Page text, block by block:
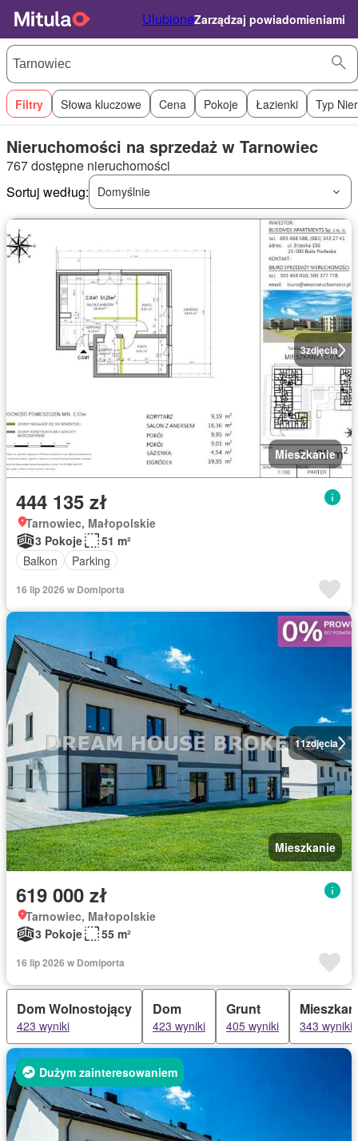
UlubioneZarządzaj powiadomieniami
Filtry Słowa kluczowe Cena Pokoje Łazienki Typ
Nieruchomości na sprzedaż w Tarnowiec
767 dostępne nieruchomości
Sortuj według:
Domyślnie
3zdjęcia
Mieszkanie
444 135 zł
Tarnowiec, Małopolskie
3 Pokoje
51 m²
Balkon
Parking
16 lip 2026 w Domiporta
11zdjęcia
Mieszkanie
619 000 zł
Tarnowiec, Małopolskie
3 Pokoje
55 m²
16 lip 2026 w Domiporta
Dom Wolnostojący
423 wyniki
Dom
423 wyniki
Grunt
405 wyniki 343 wyniki
Dużym zainteresowaniem